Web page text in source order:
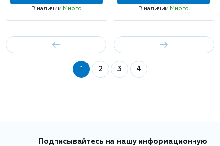
В наличии Много В наличии Много
1 2 3 4
Подписывайтесь на нашу информационную